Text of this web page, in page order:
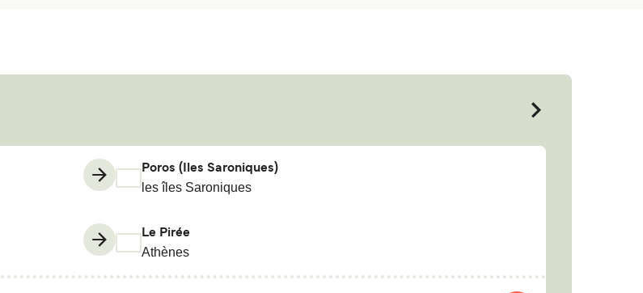
Poros (Iles Saroniques)
les îles Saroniques
Le Pirée
Athènes